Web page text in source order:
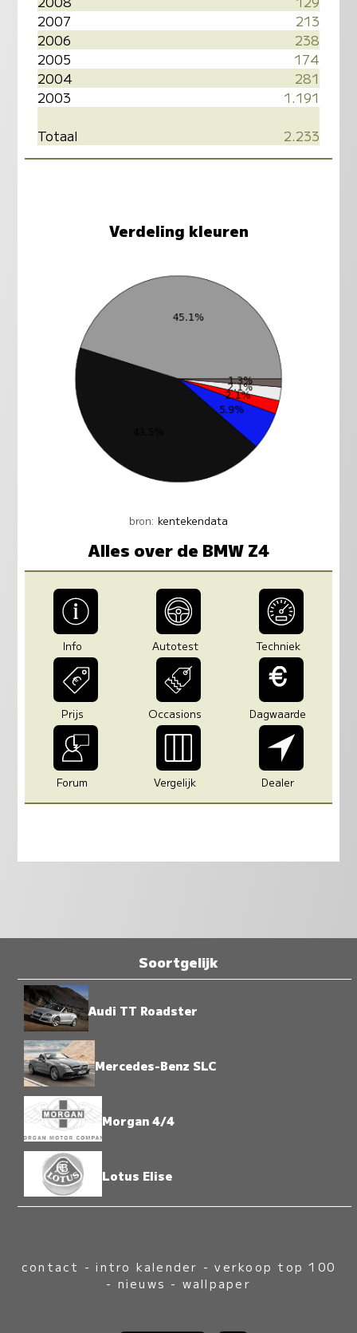
2007
213
2006
238
2005
174
2004
281
2003
1.191
Totaal
2.233
Verdeling kleuren
bron: kentekendata
Alles over de BMW Z4
Info Autotest Techniek
Prijs Occasions Dagwaarde
Forum Vergelijk Dealer
Soortgelijk
Audi TT Roadster
Mercedes-Benz SLC
Morgan 4/4
Lotus Elise
contact -intro kalender -verkoop top 100
- nieuws - wallpaper